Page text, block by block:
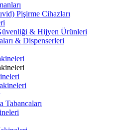
Pişirme Cihazları
& Hijyen Ürünleri
& Dispenserleri
Tabancaları